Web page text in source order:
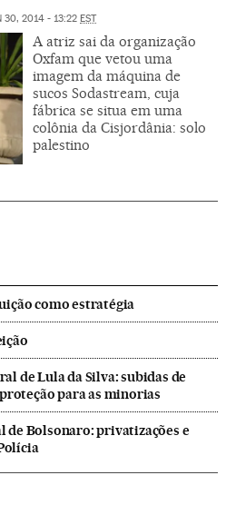
30, 2014 - 13:22 EST
A atriz sai da organização
Oxfam que vetou uma
imagem da máquina de
sucos Sodastream, cuja
fábrica se situa em uma
colônia da Cisjordânia: solo
palestino
como estratégia
de Lula da Silva: subidas de
para as minorias
Bolsonaro: privatizações e